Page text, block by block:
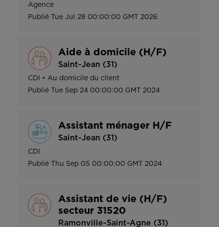
Agence
Publié Tue Jul 28 00:00:00 GMT 2026
Aide à domicile (H/F)
Saint-Jean (31)
CDI • Au domicile du client
Publié Tue Sep 24 00:00:00 GMT 2024
Assistant ménager H/F
Saint-Jean (31)
CDI
Publié Thu Sep 05 00:00:00 GMT 2024
Assistant de vie (H/F)
secteur 31520
Ramonville-Saint-Agne (31)